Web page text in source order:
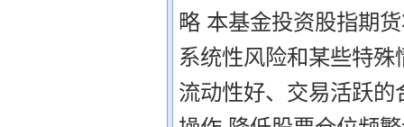
略 本基金投资股指期
系统性风险和某些特
流动性好、交易活跃